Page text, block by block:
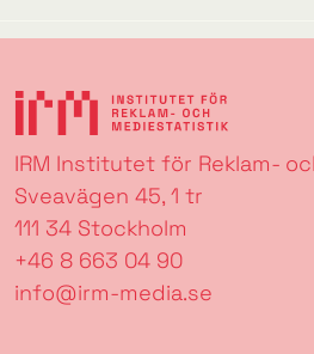
IRM Institutet för Reklam-
Sveavägen 45, 1 tr
111 34 Stockholm
+46 8 663 04 90
info@irm-media.se